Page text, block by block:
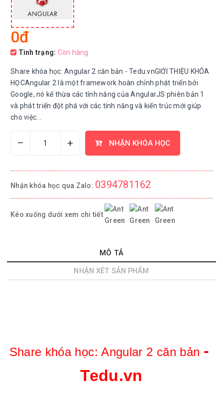
0đ
Tình trạng: Còn hàng
Share khóa học: Angular 2 căn bản - Tedu.vnGIỚI THIỆU KHÓA
HỌCAngular 2 là một framework hoàn chỉnh phát triển bởi
Google, nó kế thừa các tính năng của AngularJS phiên bản 1
và phát triển đột phá với các tính năng và kiến trúc mới giúp
cho việc...
– + NHẬN KHÓA HỌC
Nhận khóa học qua Zalo: 0394781162
Kéo xuống dưới xem chi tiết
MÔ TẢ
NHẬN XÉT SẢN PHẨM
Share khóa học: Angular 2 căn bản -
Tedu.vn